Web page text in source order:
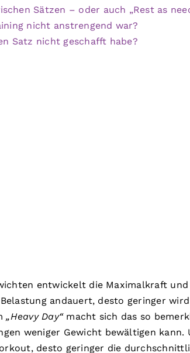
Sätzen – oder auch „Rest as
nicht anstrengend war?
Satz nicht geschafft habe?
entwickelt die Maximalkraft und
andauert, desto geringer
„Heavy Day“macht sich das so
weniger Gewicht bewältigen kann.
desto geringer die